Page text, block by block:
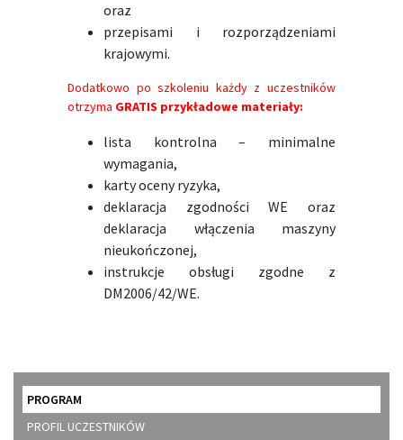
oraz
przepisami i rozporządzeniami
krajowymi.
Dodatkowo po szkoleniu każdy z uczestników
otrzyma GRATIS przykładowe materiały:
lista kontrolna – minimalne
wymagania,
karty oceny ryzyka,
deklaracja zgodności WE oraz
deklaracja włączenia maszyny
nieukończonej,
instrukcje obsługi zgodne z
DM2006/42/WE.
PROGRAM
PROFIL UCZESTNIKÓW